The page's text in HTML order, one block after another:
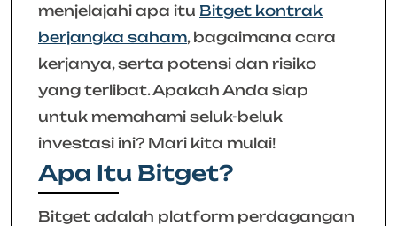
menjelajahi apa itu Bitget kontrak
berjangka saham, bagaimana cara
kerjanya, serta potensi dan risiko
yang terlibat. Apakah Anda siap
untuk memahami seluk-beluk
investasi ini? Mari kita mulai!
Apa Itu Bitget?
Bitget adalah platform perdagangan